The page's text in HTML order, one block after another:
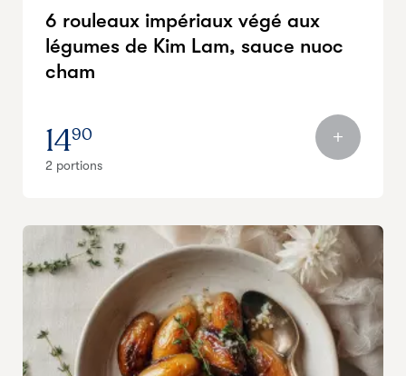
6 rouleaux impériaux végé aux
légumes de Kim Lam, sauce nuoc
cham
1490
2 portions